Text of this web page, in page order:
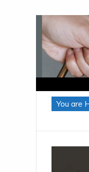
Skip
to
content
You are